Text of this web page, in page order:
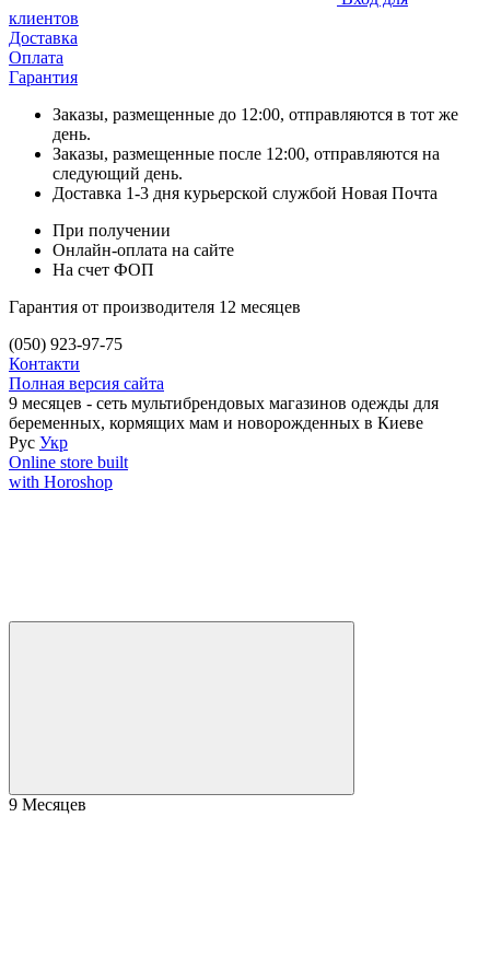
клиентов
Доставка
Оплата
Гарантия
Заказы, размещенные до 12:00, отправляются в тот же
день.
Заказы, размещенные после 12:00, отправляются на
следующий день.
Доставка 1-3 дня курьерской службой Новая Почта
При получении
Онлайн-оплата на сайте
На счет ФОП
Гарантия от производителя 12 месяцев
(050) 923-97-75
Контакти
Полная версия сайта
9 месяцев - сеть мультибрендовых магазинов одежды для
беременных, кормящих мам и новорожденных в Киеве
Рус Укр
Online store built
with Horoshop
9 Месяцев